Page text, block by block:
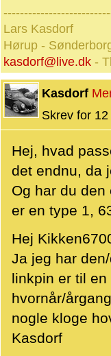
Lars Kasdorf
Hørup -
kasdorf@live.dk -
Kasdorf
Skrev for
Hej, hvad
det endnu, da
Og har du
er en type 1,
Hej
Ja jeg har
linkpin er til
hvornår/
nogle kloge
Kasdorf